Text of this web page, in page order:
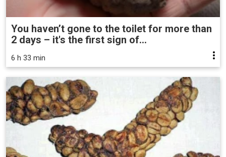
You haven’t gone to the toilet for more than
2 days – it's the first sign of...
6 h 33 min